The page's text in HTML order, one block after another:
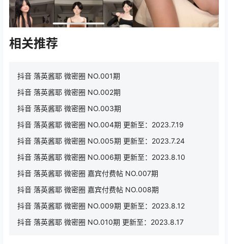
相关推荐
抖音 落英酱耶 微密圈 NO.001期
抖音 落英酱耶 微密圈 NO.002期
抖音 落英酱耶 微密圈 NO.003期
抖音 落英酱耶 微密圈 NO.004期 更新至：2023.7.19
抖音 落英酱耶 微密圈 NO.005期 更新至：2023.7.24
抖音 落英酱耶 微密圈 NO.006期 更新至：2023.8.10
抖音 落英酱耶 微密圈 嘉宾付费帖 NO.007期
抖音 落英酱耶 微密圈 嘉宾付费帖 NO.008期
抖音 落英酱耶 微密圈 NO.009期 更新至：2023.8.12
抖音 落英酱耶 微密圈 NO.010期 更新至：2023.8.17